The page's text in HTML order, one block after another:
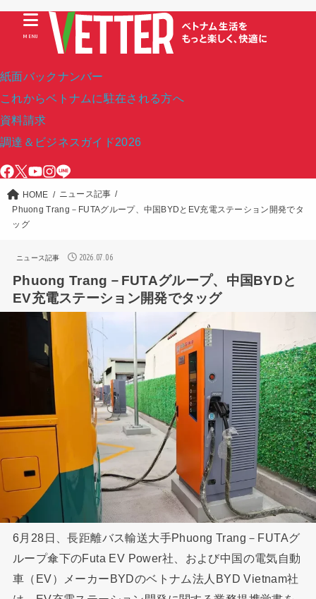
紙面バックナンバー
これからベトナムに駐在される方へ
資料請求
調達＆ビジネスガイド2026
MENU
HOME
ニュース記事
Phuong Trang－FUTAグループ、中国BYDとEV充電ステーション開発でタ
ッグ
ニュース記事 2026.07.06
Phuong Trang－FUTAグループ、中国BYDと
EV充電ステーション開発でタッグ
6月28日、長距離バス輸送大手Phuong Trang－FUTAグ
ループ傘下のFuta EV Power社、および中国の電気自動
車（EV）メーカーBYDのベトナム法人BYD Vietnam社